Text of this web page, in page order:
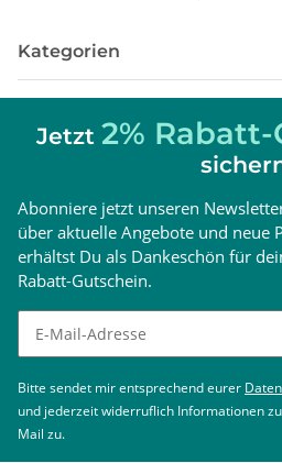
Kategorien
Jetzt 2%
Abonniere jetzt unseren
über aktuelle Angebote und neue
erhältst Du als Dankeschön für
Rabatt-Gutschein.
Newsletter abonnieren
Bitte sendet mir entsprechend eurer
und jederzeit widerruflich Informationen
Mail zu.